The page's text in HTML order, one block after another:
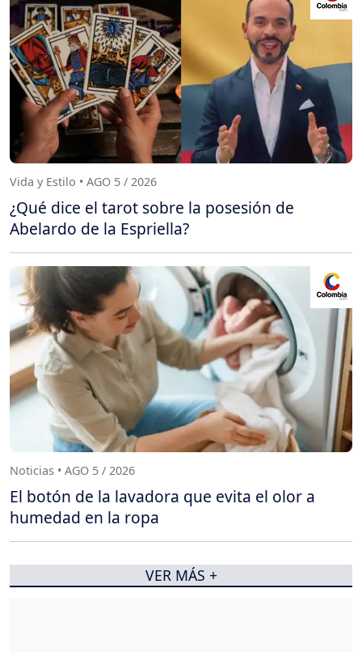
Vida y Estilo • AGO 5 / 2026
¿Qué dice el tarot sobre la posesión de
Abelardo de la Espriella?
Noticias • AGO 5 / 2026
El botón de la lavadora que evita el olor a
humedad en la ropa
VER MÁS +